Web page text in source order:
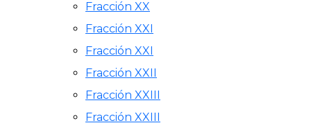
Fracción XX
Fracción XXI
Fracción XXI
Fracción XXII
Fracción XXIII
Fracción XXIII